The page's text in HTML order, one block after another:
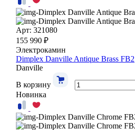
Арт: 321080
155 990 ₽
Электрокамин
Dimplex Danville Antique Brass FB2
Danville
В корзину
Новинка